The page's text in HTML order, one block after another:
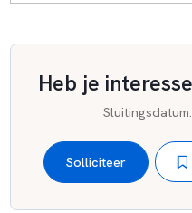
Heb je
Sluitingsdatum:
Solliciteer